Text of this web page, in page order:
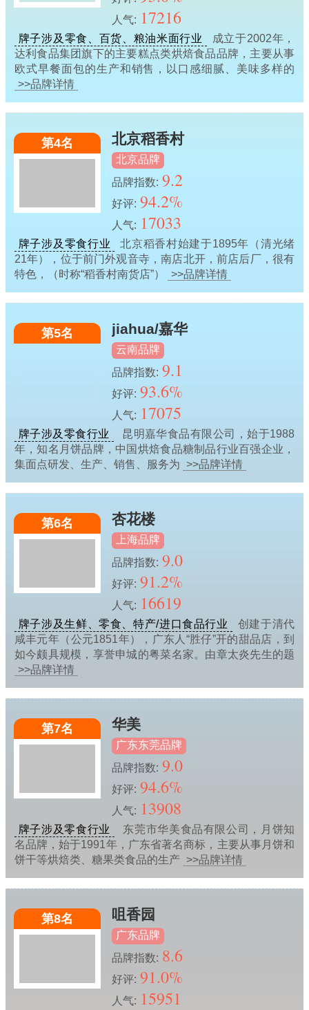
人气: 17216
牌子涉及零食、百货、粮油米面行业
成立于2002年，
达利食品集团旗下的主要糕点类烘焙食品品牌，主要从事
欧式早餐面包的生产和销售，以口感细腻、美味多样的
>>品牌详情
第4名 北京稻香村
北京品牌
品牌指数: 9.2
好评: 94.2%
人气: 17033
牌子涉及零食行业
北京稻香村始建于1895年（清光绪
21年），位于前门外观音寺，南店北开，前店后厂，很有
特色，（时称“稻香村南货店”）
>>品牌详情
第5名 jiahua/嘉华
云南品牌
品牌指数: 9.1
好评: 93.6%
人气: 17075
牌子涉及零食行业
昆明嘉华食品有限公司，始于1988
年，知名月饼品牌，中国烘焙食品糖制品行业百强企业，
集面点研发、生产、销售、服务为 >>品牌详情
第6名 杏花楼
上海品牌
品牌指数: 9.0
好评: 91.2%
人气: 16619
牌子涉及生鲜、零食、特产/进口食品行业
创建于清代
咸丰元年（公元1851年），广东人“胜仔”开的甜品店，到
如今颇具规模，享誉申城的粤菜名家。由章太炎先生的题
>>品牌详情
第7名 华美
广东东莞品牌
品牌指数: 9.0
好评: 94.6%
人气: 13908
牌子涉及零食行业
东莞市华美食品有限公司，月饼知
名品牌，始于1991年，广东省著名商标，主要从事月饼和
饼干等烘焙类、糖果类食品的生产
>>品牌详情
第8名 咀香园
广东品牌
品牌指数: 8.6
好评: 91.0%
人气: 15951